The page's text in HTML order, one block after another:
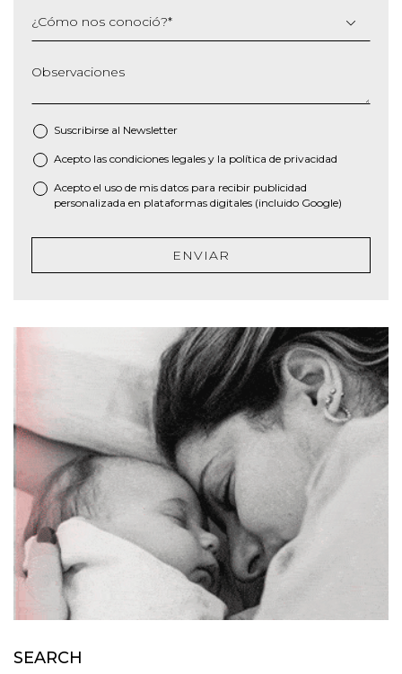
¿Cómo nos conoció?*
Observaciones
Suscribirse al Newsletter
* Acepto las condiciones legales y la política de privacidad
Acepto el uso de mis datos para recibir publicidad
personalizada en plataformas digitales (incluido Google)
ENVIAR
SEARCH